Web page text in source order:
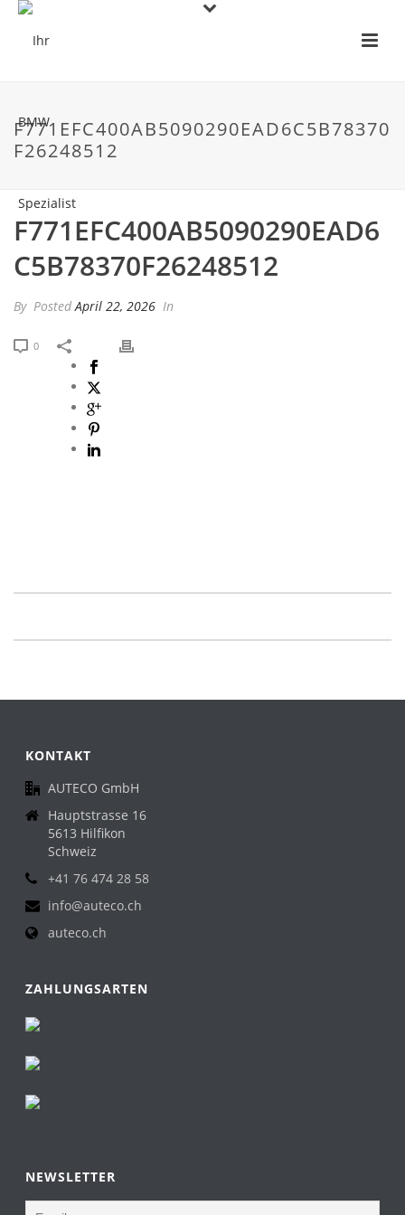
F771EFC400AB5090290EAD6C5B78370
F26248512
F771EFC400AB5090290EAD6
C5B78370F26248512
By PostedApril 22, 2026 In
0
KONTAKT
AUTECO GmbH
Hauptstrasse 16
5613 Hilfikon
Schweiz
+41 76 474 28 58
info@auteco.ch
auteco.ch
ZAHLUNGSARTEN
NEWSLETTER